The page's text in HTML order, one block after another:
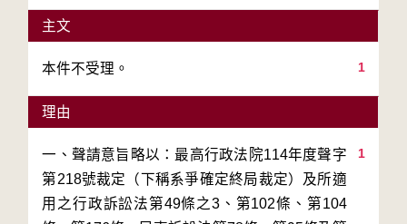
主文
1
本件不受理。
理由
1
一、聲請意旨略以：最高行政法院114年度聲字
第218號裁定（下稱系爭確定終局裁定）及所適
用之行政訴訟法第49條之3、第102條、第104